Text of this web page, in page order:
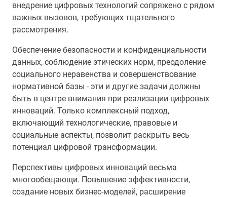
внедрение цифровых технологий сопряжено с рядом
важных вызовов, требующих тщательного
рассмотрения.
Обеспечение безопасности и конфиденциальности
данных, соблюдение этических норм, преодоление
социального неравенства и совершенствование
нормативной базы - эти и другие задачи должны
быть в центре внимания при реализации цифровых
инноваций. Только комплексный подход,
включающий технологические, правовые и
социальные аспекты, позволит раскрыть весь
потенциал цифровой трансформации.
Перспективы цифровых инноваций весьма
многообещающи. Повышение эффективности,
создание новых бизнес-моделей, расширение